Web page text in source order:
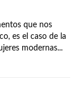
que nos
es el caso de la
modernas...